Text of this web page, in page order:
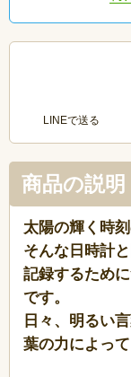
LINEで送る
商品の説明
太陽の輝く時
そんな日時計
記録するため
です。
日々、明るい
葉の力によっ